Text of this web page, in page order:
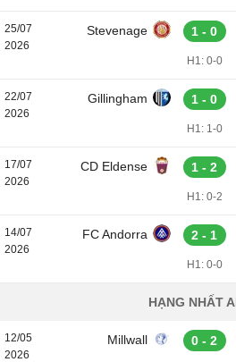
25/07
2026
Stevenage 1 - 0
H1: 0-0
22/07
2026
Gillingham 1 - 0
H1: 1-0
17/07
2026
CD Eldense 1 - 2
H1: 0-2
14/07
2026
FC Andorra 2 - 1
H1: 0-0
HẠNG NHẤT
12/05
2026
Millwall 0 - 2